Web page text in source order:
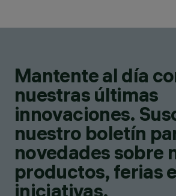
Mantente al día
nuestras últimas
innovaciones.
nuestro boletín
novedades sobre
productos, ferias e
iniciativas.